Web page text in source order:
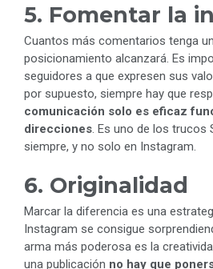
5. Fomentar la
Cuantos más comentarios tenga
posicionamiento alcanzará. Es
seguidores a que expresen sus
por supuesto, siempre hay que
comunicación solo es eficaz
direcciones. Es uno de los trucos
siempre, y no solo en Instagram.
6. Originalidad
Marcar la diferencia es una
Instagram se consigue
arma más poderosa es la
una publicación no hay que